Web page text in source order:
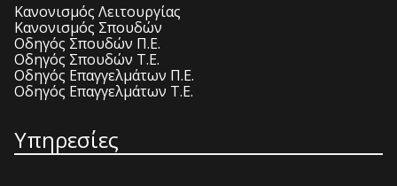
Κανονισμός Λειτουργίας
Κανονισμός Σπουδών
Οδηγός Σπουδών Π.Ε.
Οδηγός Σπουδών Τ.Ε.
Οδηγός Επαγγελμάτων Π.Ε.
Οδηγός Επαγγελμάτων Τ.Ε.
Υπηρεσίες